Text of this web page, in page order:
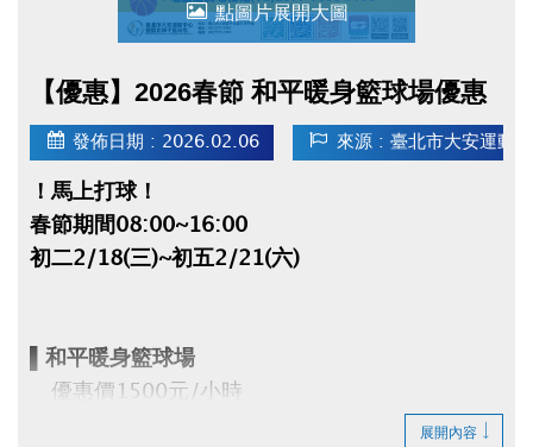
點圖片展開大圖
【優惠】2026春節 和平暖身籃球場優惠
發佈日期 : 2026.02.06 來源 : 臺北市大安運動
！馬上打球！
春節期間08:00~16:00
初二2/18(三)~初五2/21(六)
▌和平暖身籃球場
優惠價1500元/小時
即日起開放網路預約(可預約14日內場地)展開內容